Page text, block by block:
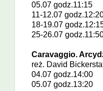
05.07 godz.11:15
11-12.07
18-19.07
25-26.07
Caravaggio.
reż. David
04.07 godz.14:00
05.07 godz.13:20